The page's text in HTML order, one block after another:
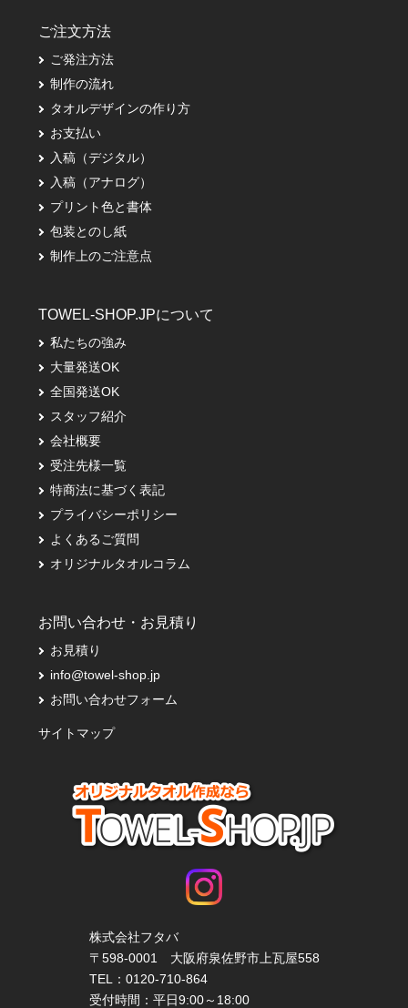
ご注文方法
ご発注方法
制作の流れ
タオルデザインの作り方
お支払い
入稿（デジタル）
入稿（アナログ）
プリント色と書体
包装とのし紙
制作上のご注意点
TOWEL-SHOP.JPについて
私たちの強み
大量発送OK
全国発送OK
スタッフ紹介
会社概要
受注先様一覧
特商法に基づく表記
プライバシーポリシー
よくあるご質問
オリジナルタオルコラム
お問い合わせ・お見積り
お見積り
info@towel-shop.jp
お問い合わせフォーム
サイトマップ
株式会社フタバ
〒598-0001 大阪府泉佐野市上瓦屋558
TEL： 0120-710-864
受付時間：平日9:00～18:00